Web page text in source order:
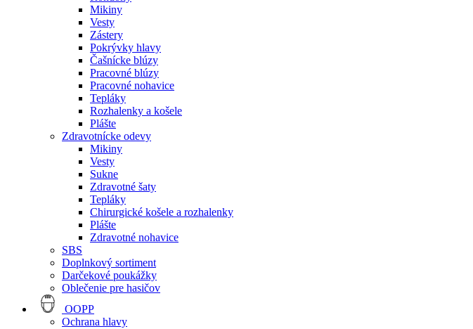
Mikiny
Vesty
Zástery
Pokrývky hlavy
Čašnícke blúzy
Pracovné blúzy
Pracovné nohavice
Tepláky
Rozhalenky a košele
Plášte
Zdravotnícke odevy
Mikiny
Vesty
Sukne
Zdravotné šaty
Tepláky
Chirurgické košele a rozhalenky
Plášte
Zdravotné nohavice
SBS
Doplnkový sortiment
Darčekové poukážky
Oblečenie pre hasičov
OOPP
Ochrana hlavy